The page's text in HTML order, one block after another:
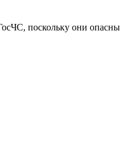
поскольку они